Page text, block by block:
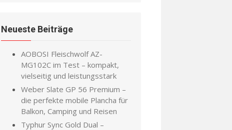
Neueste Beiträge
AOBOSI Fleischwolf AZ-
MG102C im Test – kompakt,
vielseitig und leistungsstark
Weber Slate GP 56 Premium –
die perfekte mobile Plancha für
Balkon, Camping und Reisen
Typhur Sync Gold Dual –